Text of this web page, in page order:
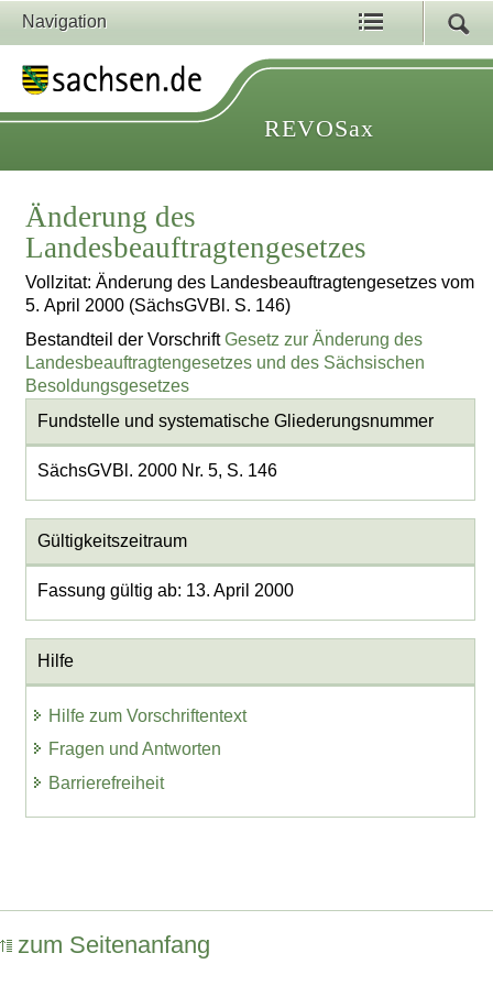
Navigation
REVOSax
Änderung des
Landesbeauftragtengesetzes
Vollzitat: Änderung des Landesbeauftragtengesetzes vom
5. April 2000 (SächsGVBl. S. 146)
Bestandteil der VorschriftGesetz zur Änderung des
Landesbeauftragtengesetzes und des Sächsischen
Besoldungsgesetzes
Fundstelle und systematische Gliederungsnummer
SächsGVBl. 2000 Nr. 5, S. 146
Gültigkeitszeitraum
Fassung gültig ab: 13. April 2000
Hilfe
Hilfe zum Vorschriftentext
Fragen und Antworten
Barrierefreiheit
zum Seitenanfang